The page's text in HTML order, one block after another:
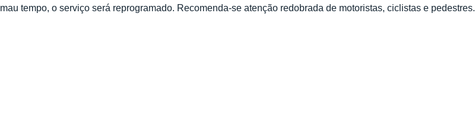
mau tempo, o serviço será reprogramado. Recomenda-se atenção redobrada de motoristas, ciclistas e pedestres.